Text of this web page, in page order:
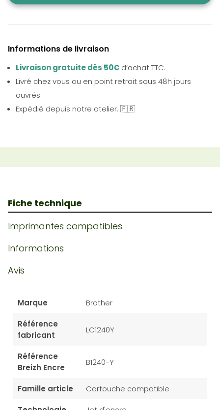
Informations de livraison
Livraison gratuite dès 50€ d’achat TTC.
Livré chez vous ou en point retrait sous 48h jours
ouvrés.
Expédié depuis notre atelier. 🇫🇷
Fiche technique
Imprimantes compatibles
Informations
Avis
Marque Brother
Référence
fabricant
LC1240Y
Référence
Breizh Encre
B1240-Y
Famille article Cartouche compatible